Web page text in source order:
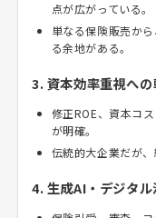
点が広がっている。
単なる保険販売から
る余地がある。
3. 資本効率重視への
修正ROE、資本コ
が明確。
伝統的大企業だが
4. 生成AI・デジタ